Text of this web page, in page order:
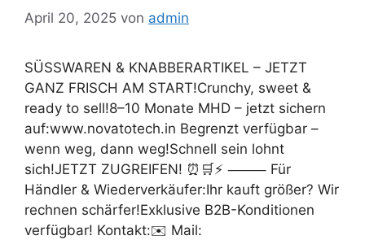
April 20, 2025 von admin
SÜSSWAREN & KNABBERARTIKEL – JETZT
GANZ FRISCH AM START!Crunchy, sweet &
ready to sell!8–10 Monate MHD – jetzt sichern
auf:www.novatotech.in Begrenzt verfügbar –
wenn weg, dann weg!Schnell sein lohnt
sich!JETZT ZUGREIFEN! ⏰🛒⚡ ⸻ Für
Händler & Wiederverkäufer:Ihr kauft größer? Wir
rechnen schärfer!Exklusive B2B-Konditionen
verfügbar! Kontakt:✉️ Mail: